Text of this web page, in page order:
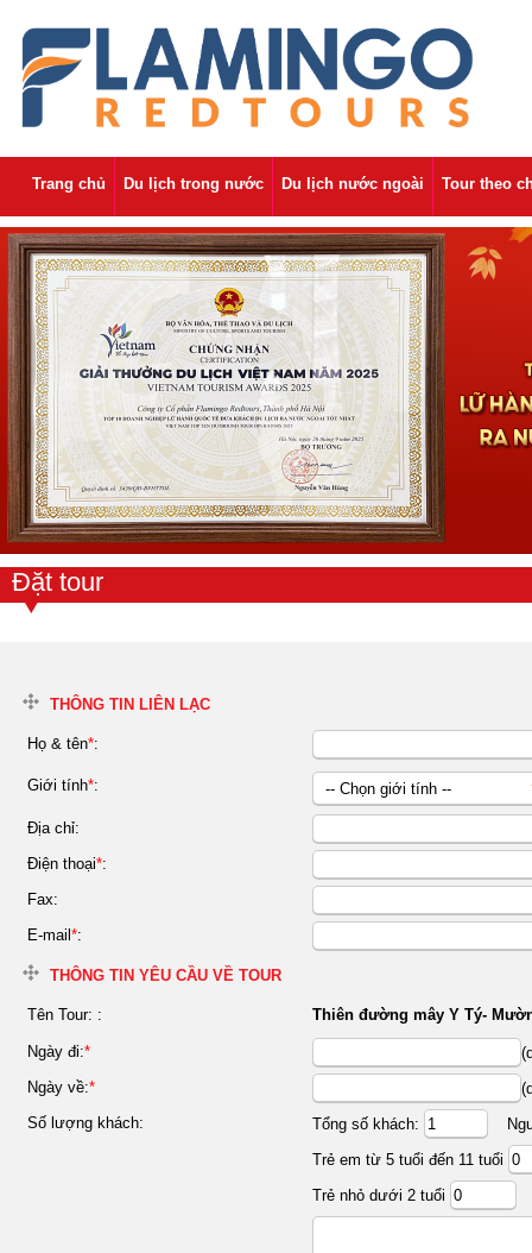
Trang chủ Du lịch trong nước Du lịch nước ngoài Tour theo
Đặt tour
THÔNG TIN LIÊN LẠC
Họ & tên*:
Giới tính*:
-- Chọn giới tính --
Địa chỉ:
Điện thoại*:
Fax:
E-mail *:
THÔNG TIN YÊU CẦU VỀ TOUR
Tên Tour: : Thiên đường mây Y Tý-
Ngày đi:*
Ngày về:*
Số lượng khách:
Tổng số khách:
Trẻ em từ 5 tuổi đến 11 tuổi
Trẻ nhỏ dưới 2 tuổi